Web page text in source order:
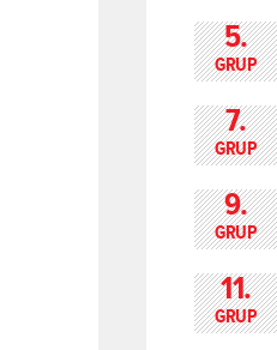
5.
GRUP
7.
GRUP
9.
GRUP
11.
GRUP